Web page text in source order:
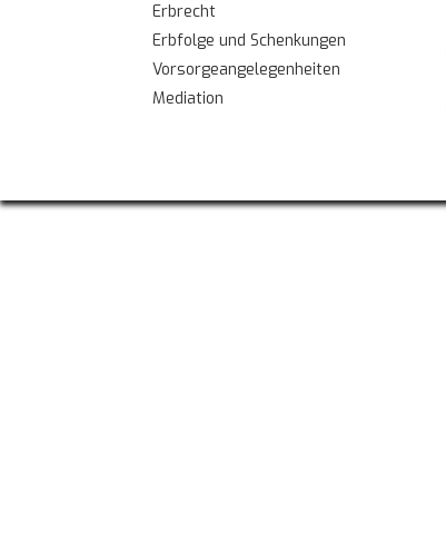
Erbrecht
Erbfolge und Schenkungen
Vorsorgeangelegenheiten
Mediation